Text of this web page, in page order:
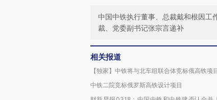
中国中铁执行董事、总裁戴和根因工
裁、党委副书记张宗言递补
相关报道
【独家】中铁将与北车组联合体竞标俄高铁项
中铁二院竞标俄罗斯高铁设计项目